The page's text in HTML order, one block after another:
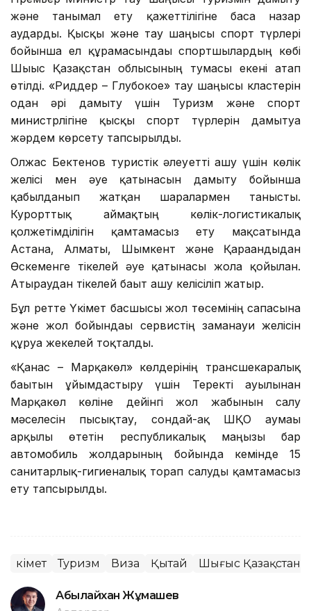
және танымал ету қажеттілігіне баса назар
аударды. Қысқы және тау шаңғысы спорт түрлері
бойынша ел құрамасындағы спортшылардың көбі
Шығыс Қазақстан облысының тумасы екені атап
өтілді. «Риддер – Глубокое» тау шаңғысы кластерін
одан әрі дамыту үшін Туризм және спорт
министрлігіне қысқы спорт түрлерін дамытуға
жәрдем көрсету тапсырылды.
Олжас Бектенов туристік әлеуетті ашу үшін көлік
желісі мен әуе қатынасын дамыту бойынша
қабылданып жатқан шаралармен танысты.
Курорттық аймақтың көлік-логистикалық
қолжетімділігін қамтамасыз ету мақсатында
Астана, Алматы, Шымкент және Қарағандыдан
Өскеменге тікелей әуе қатынасы жолға қойылған.
Атыраудан тікелей бағыт ашу келісіліп жатыр.
Бұл ретте Үкімет басшысы жол төсемінің сапасына
және жол бойындағы сервистің заманауи желісін
құруға жекелей тоқталды.
«Қанас – Марқакөл» көлдерінің трансшекаралық
бағытын ұйымдастыру үшін Теректі ауылынан
Марқакөл көліне дейінгі жол жабынын салу
мәселесін пысықтау, сондай-ақ ШҚО аумағы
арқылы өтетін республикалық маңызы бар
автомобиль жолдарының бойында кемінде 15
санитарлық-гигиеналық торап салуды қамтамасыз
ету тапсырылды.
Үкімет Туризм Виза Қытай Шығыс Қазақстан
Абылайхан Жұмашев